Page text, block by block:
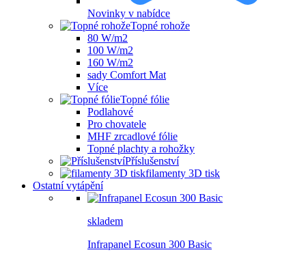
Novinky v nabídce
Topné rohože
80 W/m2
100 W/m2
160 W/m2
sady Comfort Mat
Více
Topné fólie
Podlahové
Pro chovatele
MHF zrcadlové fólie
Topné plachty a rohožky
Příslušenství
filamenty 3D tisk
Ostatní vytápění
skladem
Infrapanel Ecosun 300 Basic